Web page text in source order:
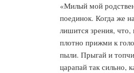
«Милый мой
поединок. Когда же
лишится зрения,
плотно прижми к
пыли. Прыгай и
царапай так сильно,